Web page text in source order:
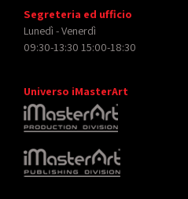
Segreteria ed ufficio
Lunedì - Venerdì
09:30-13:30 15:00-18:30
Universo iMasterArt